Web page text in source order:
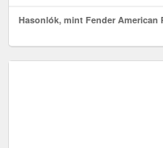
Hasonlók, mint Fender American